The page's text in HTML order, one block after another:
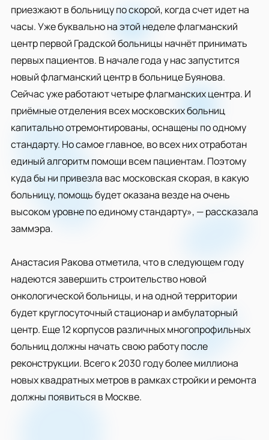
приезжают в больницу по скорой, когда счет идет на
часы. Уже буквально на этой неделе флагманский
центр первой Градской больницы начнёт принимать
первых пациентов. В начале года у нас запустится
новый флагманский центр в больнице Буянова.
Сейчас уже работают четыре флагманских центра. И
приёмные отделения всех московских больниц
капитально отремонтированы, оснащены по одному
стандарту. Но самое главное, во всех них отработан
единый алгоритм помощи всем пациентам. Поэтому
куда бы ни привезла вас московская скорая, в какую
больницу, помощь будет оказана везде на очень
высоком уровне по единому стандарту», — рассказала
заммэра.
Анастасия Ракова отметила, что в следующем году
надеются завершить строительство новой
онкологической больницы, и на одной территории
будет круглосуточный стационар и амбулаторный
центр. Еще 12 корпусов различных многопрофильных
больниц должны начать свою работу после
реконструкции. Всего к 2030 году более миллиона
новых квадратных метров в рамках стройки и ремонта
должны появиться в Москве.